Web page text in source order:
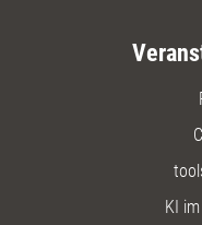
KI